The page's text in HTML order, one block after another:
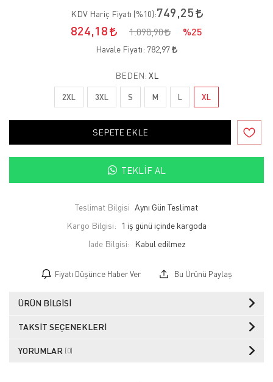
KDV Hariç Fiyatı (%10):749,25
824,18
1.098,90 %25
Havale Fiyatı: 782,97
BEDEN: XL
2XL 3XL S M L XL
SEPETE EKLE
TEKLIF AL
Teslimat Bilgisi Aynı Gün Teslimat
Kargo Bilgisi:
1 iş günü içinde kargoda
İade Bilgisi:
Fiyatı Düşünce Haber Ver Bu Ürünü Paylaş
ÜRÜN BILGISI
TAKSIT SEÇENEKLERI
YORUMLAR (0)